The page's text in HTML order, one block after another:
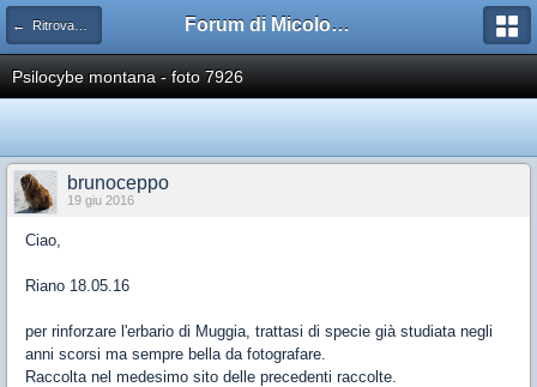
← Ritrovamenti Forum di Micologia AMB Gruppo di Muggia e del Carso
Psilocybe montana - foto 7926
brunoceppo
19 giu 2016
Ciao,
Riano 18.05.16
per rinforzare l'erbario di Muggia, trattasi di specie già studiata negli
anni scorsi ma sempre bella da fotografare.
Raccolta nel medesimo sito delle precedenti raccolte.